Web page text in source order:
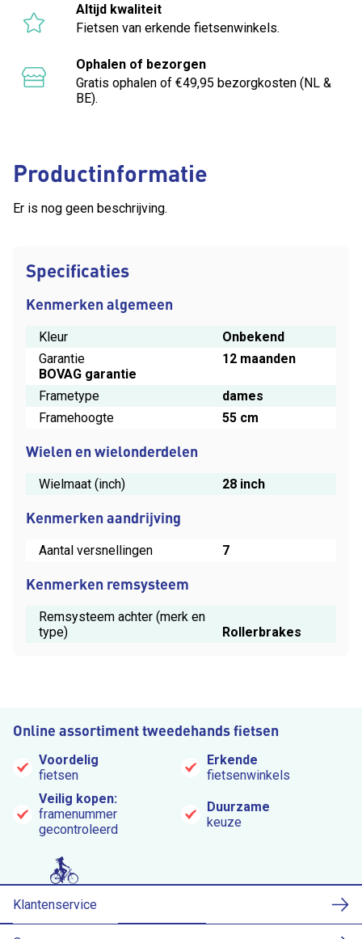
Productinformatie
Er is nog geen beschrijving.
Specificaties
Kenmerken algemeen
Kleur
Onbekend
Garantie
12 maanden
BOVAG garantie
Frametype
dames
Framehoogte
55 cm
Wielen en wielonderdelen
Wielmaat (inch) 28 inch
Kenmerken aandrijving
Aantal versnellingen 7
Kenmerken remsysteem
Remsysteem achter (merk en
type)
Rollerbrakes
Altijd kwaliteit
Fietsen van erkende fietsenwinkels.
Ophalen of bezorgen
Gratis ophalen of €49,95 bezorgkosten (NL &
BE).
Online assortiment tweedehands fietsen
Voordelig
fietsen
Erkende
fietsenwinkels
Veilig kopen:
framenummer
gecontroleerd
Duurzame
keuze
Klantenservice